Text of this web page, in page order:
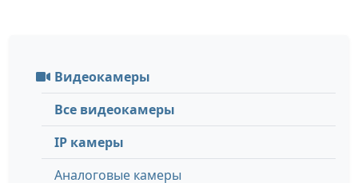
Видеокамеры
Все видеокамеры
IP камеры
Аналоговые камеры